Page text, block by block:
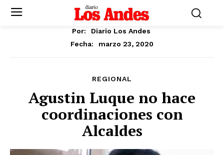
Por:
Diario Los Andes
Fecha:
marzo 23, 2020
REGIONAL
Agustin Luque no hace
coordinaciones con
Alcaldes